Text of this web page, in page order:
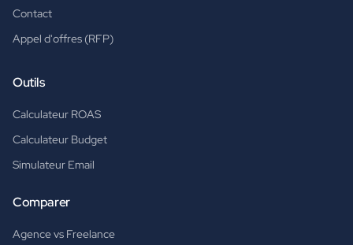
Contact
Appel d'offres (RFP)
Outils
Calculateur ROAS
Calculateur Budget
Simulateur Email
Comparer
Agence vs Freelance